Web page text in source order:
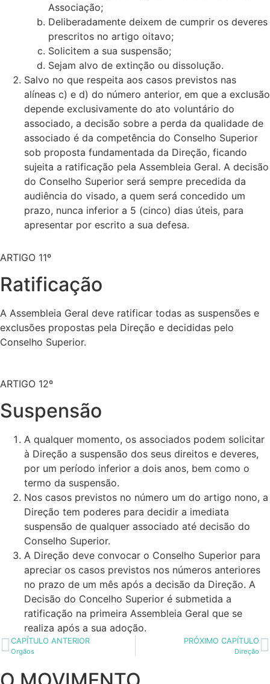
Associação;
Deliberadamente deixem de cumprir os deveres
prescritos no artigo oitavo;
Solicitem a sua suspensão;
Sejam alvo de extinção ou dissolução.
Salvo no que respeita aos casos previstos nas
alíneas c) e d) do número anterior, em que a exclusão
depende exclusivamente do ato voluntário do
associado, a decisão sobre a perda da qualidade de
associado é da competência do Conselho Superior
sob proposta fundamentada da Direção, ficando
sujeita a ratificação pela Assembleia Geral. A decisão
do Conselho Superior será sempre precedida da
audiência do visado, a quem será concedido um
prazo, nunca inferior a 5 (cinco) dias úteis, para
apresentar por escrito a sua defesa.
ARTIGO 11º
Ratificação
A Assembleia Geral deve ratificar todas as suspensões e
exclusões propostas pela Direção e decididas pelo
Conselho Superior.
ARTIGO 12º
Suspensão
A qualquer momento, os associados podem solicitar
à Direção a suspensão dos seus direitos e deveres,
por um período inferior a dois anos, bem como o
termo da suspensão.
Nos casos previstos no número um do artigo nono, a
Direção tem poderes para decidir a imediata
suspensão de qualquer associado até decisão do
Conselho Superior.
A Direção deve convocar o Conselho Superior para
apreciar os casos previstos nos números anteriores
no prazo de um mês após a decisão da Direção. A
Decisão do Concelho Superior é submetida a
ratificação na primeira Assembleia Geral que se
realiza após a sua adoção.
CAPÍTULO ANTERIOR
Orgãos
PRÓXIMO CAPÍTULO
Direção